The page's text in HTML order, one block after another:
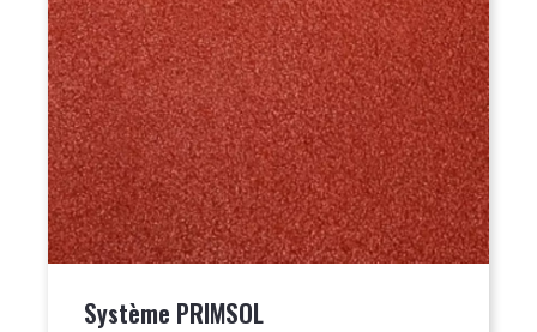
Système PRIMSOL